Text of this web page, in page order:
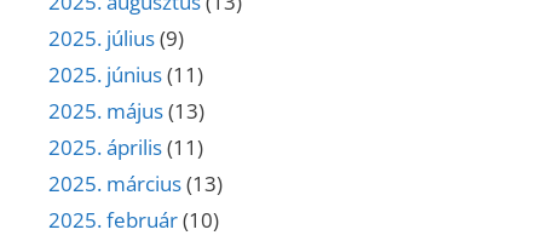
2025. július(9)
2025. június(11)
2025. május(13)
2025. április(11)
2025. március(13)
2025. február(10)